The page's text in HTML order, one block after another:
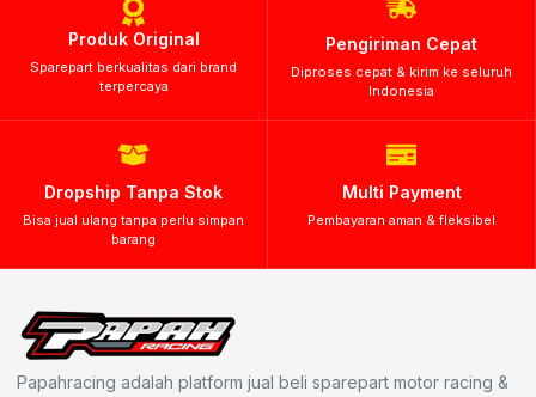
Produk Original
Sparepart berkualitas dari brand
terpercaya
Pengiriman Cepat
Diproses cepat & kirim ke seluruh
Indonesia
Dropship Tanpa Stok
Bisa jual ulang tanpa perlu simpan
barang
Multi Payment
Pembayaran aman & fleksibel
Papahracing adalah platform jual beli sparepart motor racing &